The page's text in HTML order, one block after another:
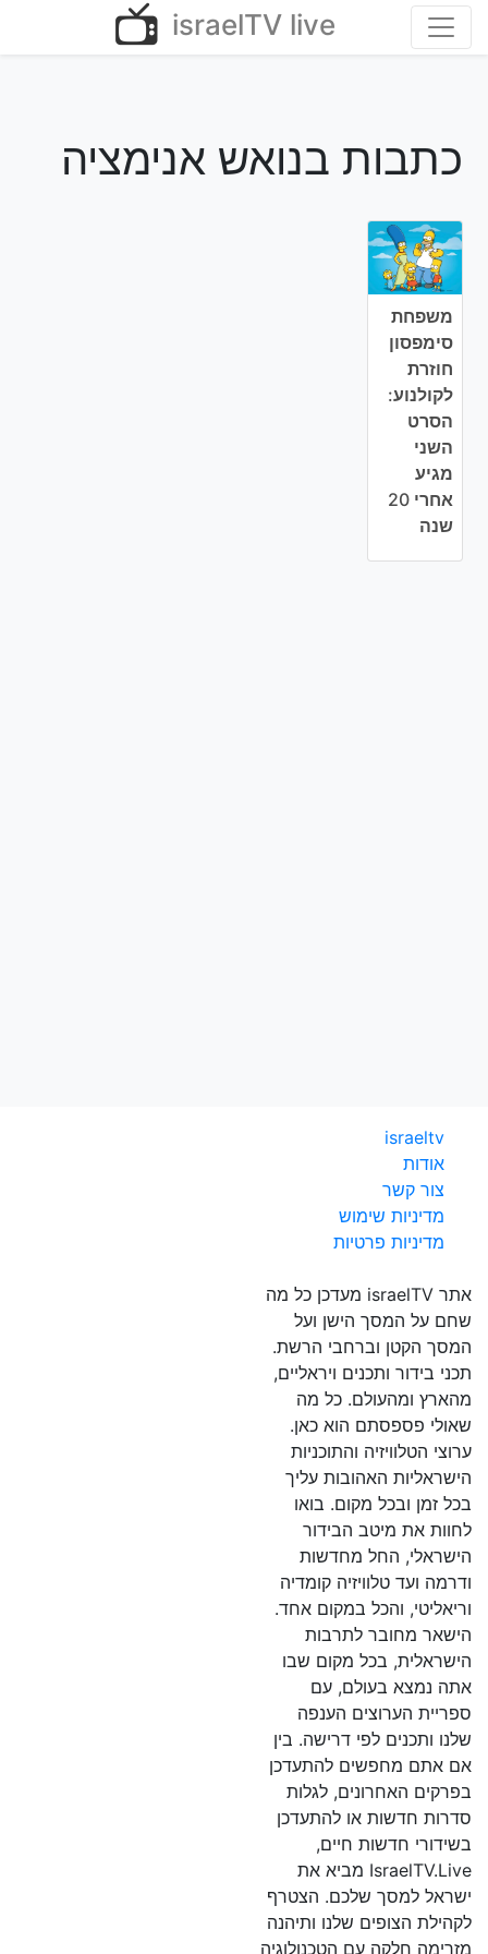
Skip
israelTV live
כתבות בנואש אנימציה
משפחת
סימפסון
חוזרת
לקולנוע:
הסרט
השני
מגיע
אחרי 20
שנה
israeltv
אודות
צור קשר
מדיניות שימוש
מדיניות פרטיות
אתר israelTV מעדכן כל מה
שחם על המסך הישן ועל
המסך הקטן וברחבי הרשת.
תכני בידור ותכנים ויראליים,
מהארץ ומהעולם. כל מה
שאולי פספסתם הוא כאן.
ערוצי הטלוויזיה והתוכניות
הישראליות האהובות עליך
בכל זמן ובכל מקום. בואו
לחוות את מיטב הבידור
הישראלי, החל מחדשות
ודרמה ועד טלוויזיה קומדיה
וריאליטי, והכל במקום אחד.
הישאר מחובר לתרבות
הישראלית, בכל מקום שבו
אתה נמצא בעולם, עם
ספריית הערוצים הענפה
שלנו ותכנים לפי דרישה. בין
אם אתם מחפשים להתעדכן
בפרקים האחרונים, לגלות
סדרות חדשות או להתעדכן
בשידורי חדשות חיים,
IsraelTV.Live מביא את
ישראל למסך שלכם. הצטרף
לקהילת הצופים שלנו ותיהנה
מזרימה חלקה עם הטכנולוגיה